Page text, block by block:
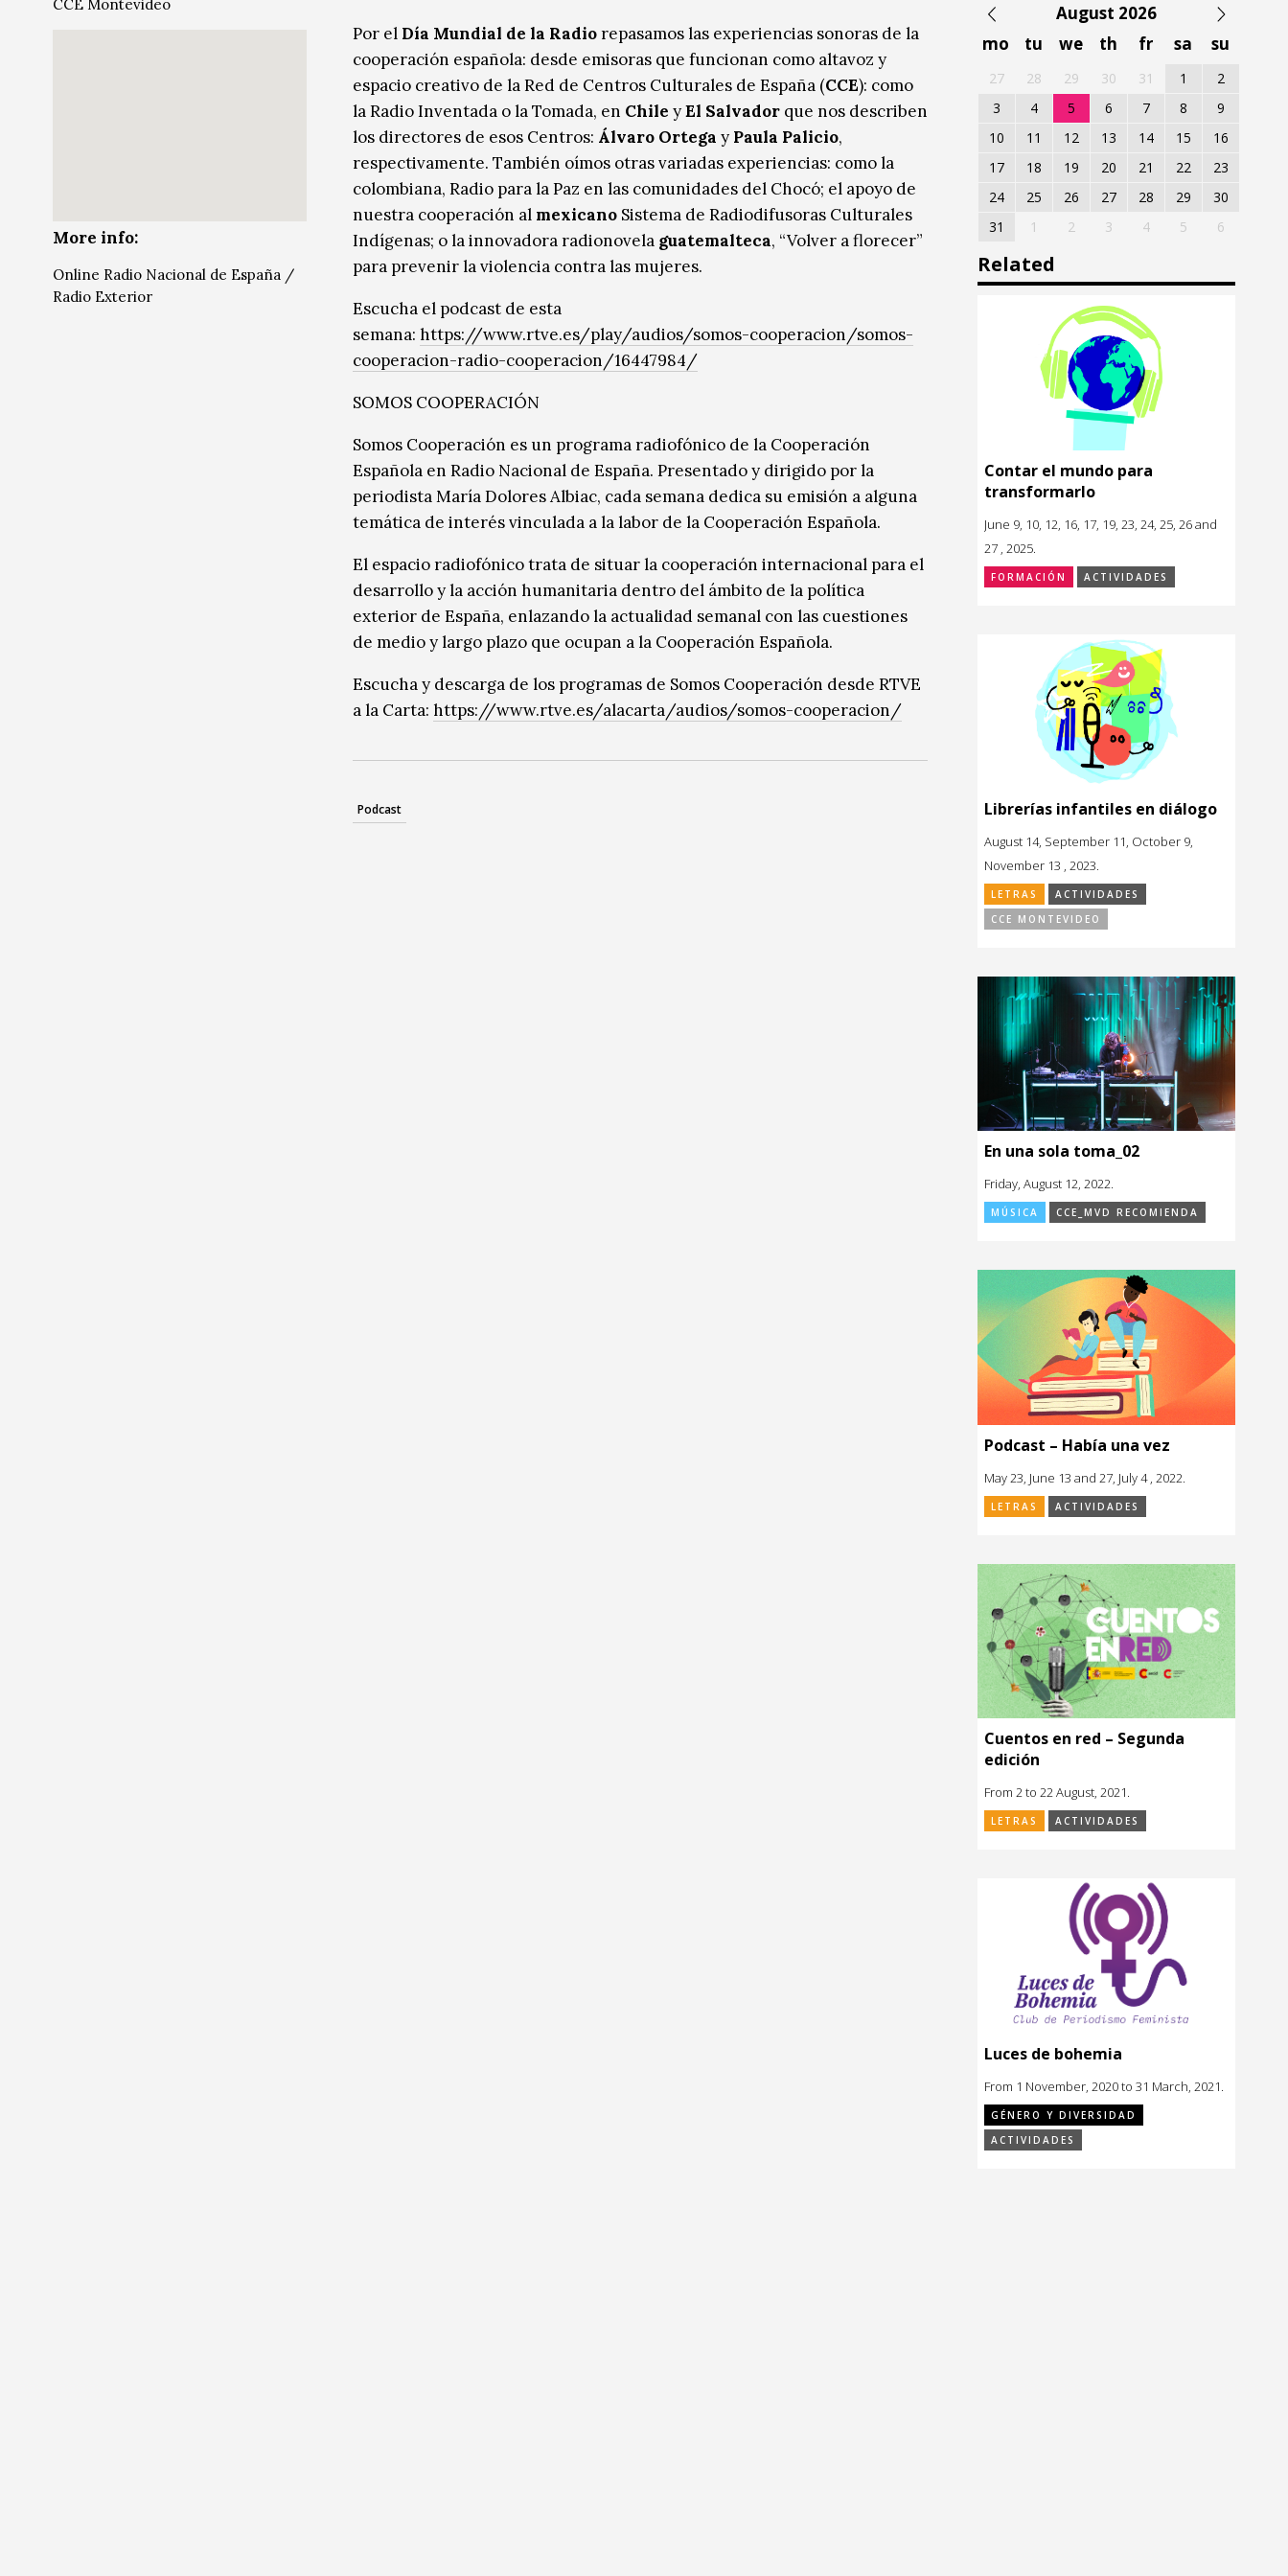
Por el Día Mundial de la Radiorepasamos las experiencias sonoras de la
cooperación española: desde emisoras que funcionan como altavoz y
espacio creativo de la Red de Centros Culturales de España (CCE): como
la Radio Inventada o la Tomada, en Chile yEl Salvador que nos describen
los directores de esos Centros: Álvaro Ortega y Paula Palicio,
respectivamente. También oímos otras variadas experiencias: como la
colombiana, Radio para la Paz en las comunidades del Chocó; el apoyo de
nuestra cooperación al mexicano Sistema de Radiodifusoras Culturales
Indígenas; o la innovadora radionovela guatemalteca, “Volver a florecer”
para prevenir la violencia contra las mujeres.
Escucha el podcast de esta
semana: https://www.rtve.es/play/audios/somos-cooperacion/somos-
cooperacion-radio-cooperacion/16447984/
SOMOS COOPERACIÓN
Somos Cooperación es un programa radiofónico de la Cooperación
Española en Radio Nacional de España. Presentado y dirigido por la
periodista María Dolores Albiac, cada semana dedica su emisión a alguna
temática de interés vinculada a la labor de la Cooperación Española.
El espacio radiofónico trata de situar la cooperación internacional para el
desarrollo y la acción humanitaria dentro del ámbito de la política
exterior de España, enlazando la actualidad semanal con las cuestiones
de medio y largo plazo que ocupan a la Cooperación Española.
Escucha y descarga de los programas de Somos Cooperación desde RTVE
a la Carta: https://www.rtve.es/alacarta/audios/somos-cooperacion/
Podcast
CCE Montevideo
More info:
Online Radio Nacional de España /
Radio Exterior
August 2026
mo
tu we th fr sa su
27 28 29 30 31 1
2
3
4 5 6 7 8
9
10
11 12 13 14 15
16
17
18 19 20 21 22
23
24
25 26 27 28 29
30
31
1 2 3 4 5 6
Related
Contar el mundo para
transformarlo
June 9, 10, 12, 16, 17, 19, 23, 24, 25, 26 and
27 , 2025.
FORMACIÓN ACTIVIDADES
Librerías infantiles en diálogo
August 14, September 11, October 9,
November 13 , 2023.
LETRAS
ACTIVIDADES
CCE MONTEVIDEO
En una sola toma_02
Friday, August 12, 2022.
MÚSICA CCE_MVD RECOMIENDA
Podcast – Había una vez
May 23, June 13 and 27, July 4 , 2022.
LETRAS ACTIVIDADES
Cuentos en red – Segunda
edición
From 2 to 22 August, 2021.
LETRAS ACTIVIDADES
Luces de bohemia
From 1 November, 2020 to 31 March, 2021.
GÉNERO Y DIVERSIDAD
ACTIVIDADES